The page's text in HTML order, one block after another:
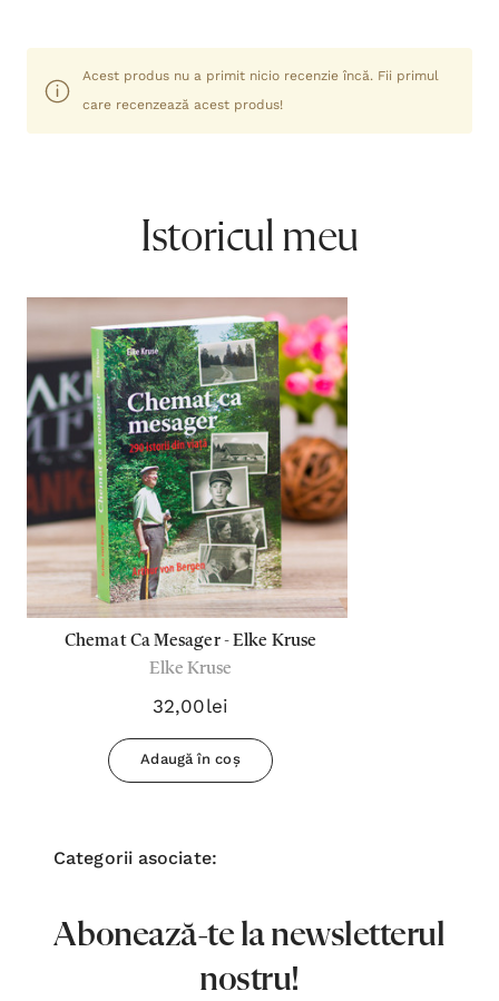
Acest produs nu a primit nicio recenzie încă. Fii primul
care recenzează acest produs!
Istoricul meu
Chemat Ca Mesager - Elke Kruse
Elke Kruse
32,00lei
Adaugă în coș
Categorii asociate:
Abonează-te la newsletterul
nostru!